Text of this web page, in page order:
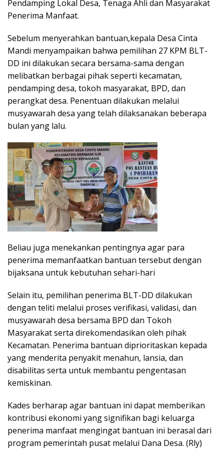
Pendamping Lokal Desa, Tenaga Ahli dan Masyarakat
Penerima Manfaat.
Sebelum menyerahkan bantuan,kepala Desa Cinta
Mandi menyampaikan bahwa pemilihan 27 KPM BLT-
DD ini dilakukan secara bersama-sama dengan
melibatkan berbagai pihak seperti kecamatan,
pendamping desa, tokoh masyarakat, BPD, dan
perangkat desa. Penentuan dilakukan melalui
musyawarah desa yang telah dilaksanakan beberapa
bulan yang lalu.
Beliau juga menekankan pentingnya agar para
penerima memanfaatkan bantuan tersebut dengan
bijaksana untuk kebutuhan sehari-hari
Selain itu, pemilihan penerima BLT-DD dilakukan
dengan teliti melalui proses verifikasi, validasi, dan
musyawarah desa bersama BPD dan Tokoh
Masyarakat serta direkomendasikan oleh pihak
Kecamatan. Penerima bantuan diprioritaskan kepada
yang menderita penyakit menahun, lansia, dan
disabilitas serta untuk membantu pengentasan
kemiskinan.
Kades berharap agar bantuan ini dapat memberikan
kontribusi ekonomi yang signifikan bagi keluarga
penerima manfaat mengingat bantuan ini berasal dari
program pemerintah pusat melalui Dana Desa. (Rly)